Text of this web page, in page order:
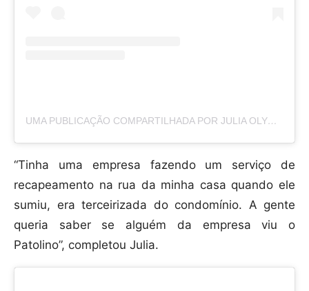
UMA PUBLICAÇÃO COMPARTILHADA POR JULIA OLYMPIO (@JULIAOLYMPIO)
“Tinha uma empresa fazendo um serviço de
recapeamento na rua da minha casa quando ele
sumiu, era terceirizada do condomínio. A gente
queria saber se alguém da empresa viu o
Patolino”, completou Julia.